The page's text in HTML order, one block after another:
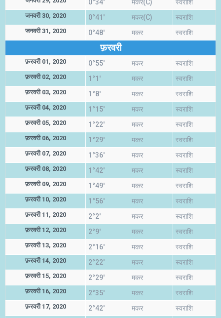
0°34' मकर(C) स्वराशि
जनवरी 30, 2020 0°41' मकर(C) स्वराशि
जनवरी 31, 2020 0°48' मकर स्वराशि
फ़रवरी
फ़रवरी 01, 2020 0°55' मकर स्वराशि
फ़रवरी 02, 2020 1°1' मकर स्वराशि
फ़रवरी 03, 2020 1°8' मकर स्वराशि
फ़रवरी 04, 2020 1°15' मकर स्वराशि
फ़रवरी 05, 2020 1°22' मकर स्वराशि
फ़रवरी 06, 2020 1°29' मकर स्वराशि
फ़रवरी 07, 2020 1°36' मकर स्वराशि
फ़रवरी 08, 2020 1°42' मकर स्वराशि
फ़रवरी 09, 2020 1°49' मकर स्वराशि
फ़रवरी 10, 2020 1°56' मकर स्वराशि
फ़रवरी 11, 2020 2°2' मकर स्वराशि
फ़रवरी 12, 2020 2°9' मकर स्वराशि
फ़रवरी 13, 2020 2°16' मकर स्वराशि
फ़रवरी 14, 2020 2°22' मकर स्वराशि
फ़रवरी 15, 2020 2°29' मकर स्वराशि
फ़रवरी 16, 2020 2°35' मकर स्वराशि
फ़रवरी 17, 2020 2°42' मकर स्वराशि